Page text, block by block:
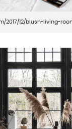
2017/12/blush-living-